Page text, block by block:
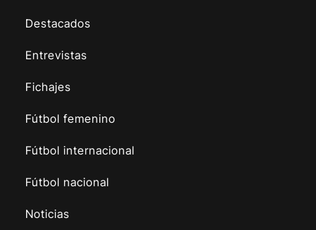
Destacados
Entrevistas
Fichajes
Fútbol femenino
Fútbol internacional
Fútbol nacional
Noticias